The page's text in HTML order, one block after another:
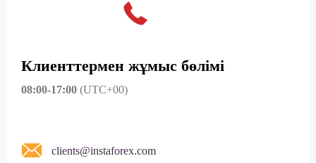
Клиенттермен жұмыс бөлімі
08:00-17:00 (UTC+00)
clients@instaforex.com